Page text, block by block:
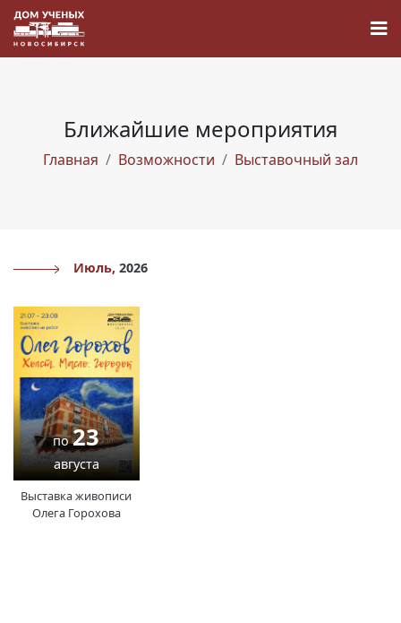
Новости
О Доме учёных
Виртуальный тур
Контакты
Вакансии
Ближайшие мероприятия
Главная Возможности Выставочный зал
Июль,2026
по23
августа
Выставка живописи
Олега Горохова